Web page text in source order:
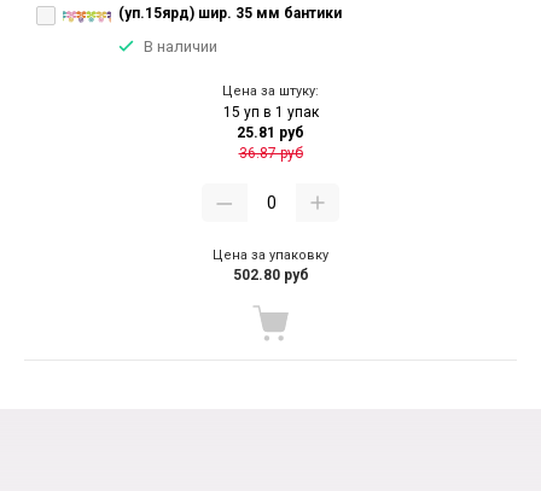
(уп.15ярд) шир. 35 мм бантики
В наличии
Цена за штуку:
15 уп в 1 упак
25.81 руб
36.87 руб
Цена за упаковку
502.80 руб